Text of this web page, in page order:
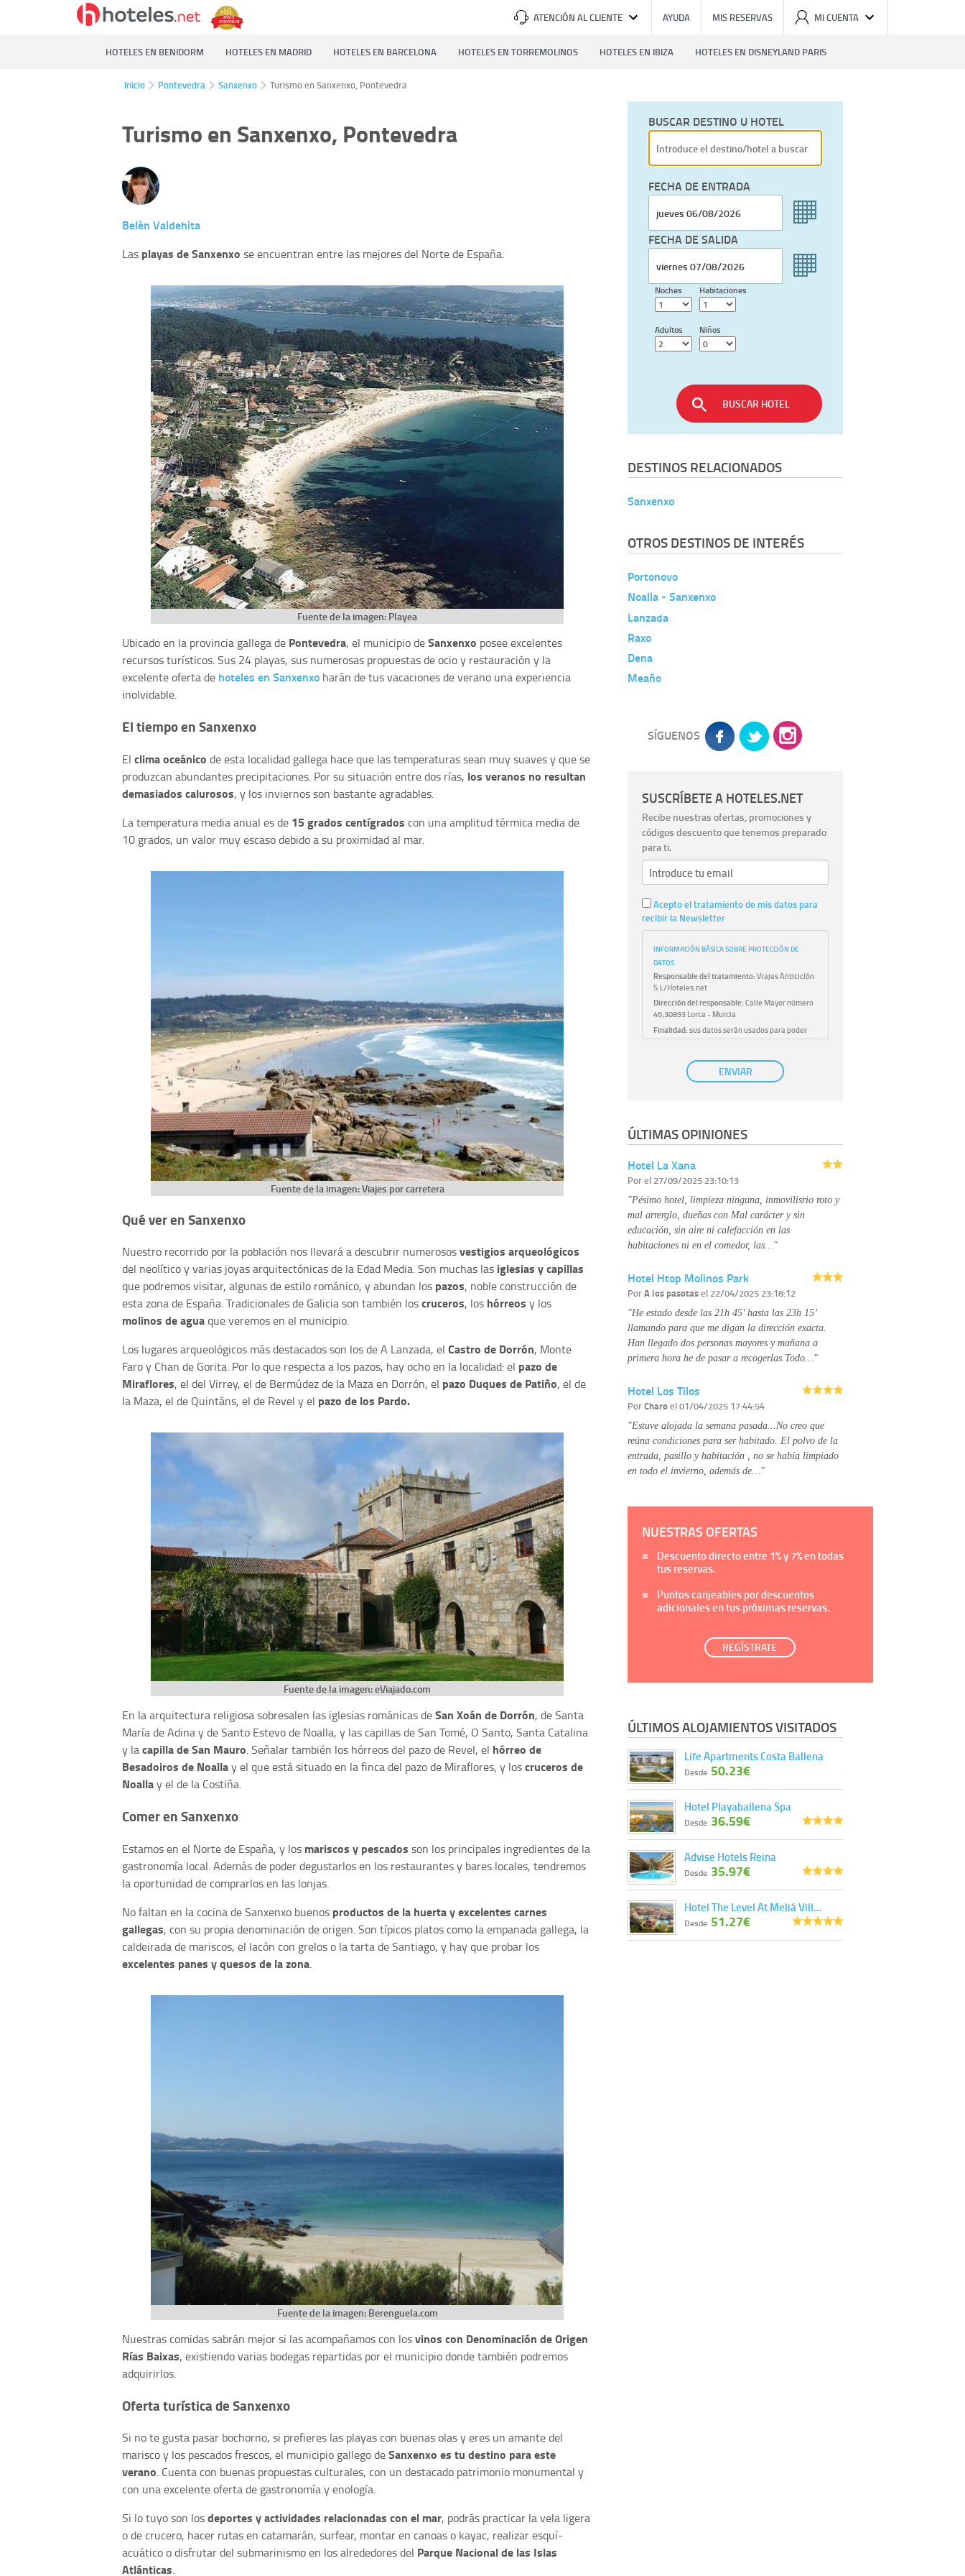
ATENCIÓN AL CLIENTE AYUDA MIS RESERVAS MI CUENTA
HOTELES EN BENIDORM HOTELES EN MADRID HOTELES EN BARCELONA HOTELES EN TORREMOLINOS HOTELES EN IBIZA HOTELES EN DISNEYLAND PARIS
Inicio Pontevedra Sanxenxo Turismo en Sanxenxo, Pontevedra
Turismo en Sanxenxo, Pontevedra
Belén Valdehita
Las playas de Sanxenxo se encuentran entre las mejores del Norte de España.
Fuente de la imagen: Playea
Ubicado en la provincia gallega de Pontevedra, el municipio deSanxenxo posee excelentes
recursos turísticos. Sus 24 playas, sus numerosas propuestas de ocio y restauración y la
excelente oferta de hoteles en Sanxenxo harán de tus vacaciones de verano una experiencia
inolvidable.
El tiempo en Sanxenxo
El clima oceánico de esta localidad gallega hace que las temperaturas sean muy suaves y que se
produzcan abundantes precipitaciones. Por su situación entre dos rías, los veranos no resultan
demasiados calurosos, y los inviernos son bastante agradables.
La temperatura media anual es de 15 grados centígrados con una amplitud térmica media de
10 grados, un valor muy escaso debido a su proximidad al mar.
Fuente de la imagen: Viajes por carretera
Qué ver en Sanxenxo
Nuestro recorrido por la población nos llevará a descubrir numerososvestigios arqueológicos
del neolítico y varias joyas arquitectónicas de la Edad Media. Son muchas las iglesias y capillas
que podremos visitar, algunas de estilo románico, y abundan los pazos, noble construcción de
esta zona de España. Tradicionales de Galicia son también loscruceros, los hórreos y los
molinos de aguaque veremos en el municipio.
Los lugares arqueológicos más destacados son los de A Lanzada, el Castro de Dorrón, Monte
Faro y Chan de Gorita. Por lo que respecta a los pazos, hay ocho en la localidad: el pazo de
Miraflores, el del Virrey, el de Bermúdez de la Maza en Dorrón, el pazo Duques de Patiño, el de
la Maza, el de Quintáns, el de Revel y el pazo de los Pardo.
Fuente de la imagen: eViajado.com
En la arquitectura religiosa sobresalen las iglesias románicas deSan Xoán de Dorrón, de Santa
María de Adina y de Santo Estevo de Noalla, y las capillas de San Tomé, O Santo, Santa Catalina
y lacapilla de San Mauro. Señalar también los hórreos del pazo de Revel, el hórreo de
Besadoiros de Noallay el que está situado en la finca del pazo de Miraflores, y loscruceros de
Noallay el de la Costiña.
Comer en Sanxenxo
Estamos en el Norte de España, y los mariscos y pescados son los principales ingredientes de la
gastronomía local. Además de poder degustarlos en los restaurantes y bares locales, tendremos
la oportunidad de comprarlos en las lonjas.
No faltan en la cocina de Sanxenxo buenos productos de la huerta y excelentes carnes
gallegas, con su propia denominación de origen. Son típicos platos como la empanada gallega, la
caldeirada de mariscos, el lacón con grelos o la tarta de Santiago, y hay que probar los
excelentes panes y quesos de la zona.
Fuente de la imagen: Berenguela.com
Nuestras comidas sabrán mejor si las acompañamos con losvinos con Denominación de Origen
Rías Baixas, existiendo varias bodegas repartidas por el municipio donde también podremos
adquirirlos.
Oferta turística de Sanxenxo
Si no te gusta pasar bochorno, si prefieres las playas con buenas olas y eres un amante del
marisco y los pescados frescos, el municipio gallego deSanxenxo es tu destino para este
verano. Cuenta con buenas propuestas culturales, con un destacado patrimonio monumental y
con una excelente oferta de gastronomía y enología.
Si lo tuyo son losdeportes y actividades relacionadas con el mar, podrás practicar la vela ligera
o de crucero, hacer rutas en catamarán, surfear, montar en canoas o kayac, realizar esquí-
acuático o disfrutar del submarinismo en los alrededores del Parque Nacional de las Islas
Atlánticas.
BUSCAR DESTINO U HOTEL
FECHA DE ENTRADA
FECHA DE SALIDA
Noches Habitaciones
Adultos Niños
BUSCAR HOTEL
DESTINOS RELACIONADOS
Sanxenxo
OTROS DESTINOS DE INTERÉS
Portonovo
Noalla - Sanxenxo
Lanzada
Raxo
Dena
Meaño
SÍGUENOS
SUSCRÍBETE A HOTELES.NET
Recibe nuestras ofertas, promociones y
códigos descuento que tenemos preparado
para ti.
Acepto el tratamiento de mis datos para
recibir la Newsletter
INFORMACIÓN BÁSICA SOBRE PROTECCIÓN DE
DATOS
Responsable del tratamiento:Viajes Anticiclón
S.L/Hoteles.net
Dirección del responsable:Calle Mayor número
46,30893 Lorca - Murcia
Finalidad:sus datos serán usados para poder
atender sus solicitudes y prestarle nuestros
Publicidad: solo le enviaremos publicidad con su
autorización previa, que podrá facilitarnos
con su consentimiento previo, que podrá
facilitarnos mediante la casilla correspondiente
Destinatarios:
personal de nuestra entidad que esté
conocimiento de la información que le pedimos.
No se comunicarán datos a terceros.
Derechos: tiene derecho a saber qué
información tenemos sobre usted, corregirla y
eliminarla, tal y como se explica en la
página web.
Información complementaria:Puede consultar
tratamos sus datos en lapolítica de privacidad
ENVIAR
ÚLTIMAS OPINIONES
Hotel La Xana
Porel 27/09/2025 23:10:13
"Pésimo hotel, limpieza ninguna, inmovilisrio roto y
mal arrerglo, dueñas con Mal carácter y sin
educación, sin aire ni calefacción en las
habitaciones ni en el comedor, las…"
Hotel Htop Molinos Park
PorA los pasotasel 22/04/2025 23:18:12
"He estado desde las 21h 45’ hasta las 23h 15’
llamando para que me digan la dirección exacta.
Han llegado dos personas mayores y mañana a
primera hora he de pasar a recogerlas.Todo…"
Hotel Los Tilos
PorCharoel 01/04/2025 17:44:54
"Estuve alojada la semana pasada...No creo que
reúna condiciones para ser habitado. El polvo de la
entrada, pasillo y habitación , no se había limpiado
en todo el invierno, además de…"
NUESTRAS OFERTAS
Descuento directo entre 1%y7%en todas
tus reservas.
Puntos canjeables por descuentos
adicionales en tus próximas reservas.
REGÍSTRATE
ÚLTIMOS ALOJAMIENTOS VISITADOS
Life Apartments Costa Ballena
Desde 50.23€
Hotel Playaballena Spa
Desde 36.59€
Advise Hotels Reina
Desde 35.97€
Hotel The Level At Meliá Vill…
Desde 51.27€